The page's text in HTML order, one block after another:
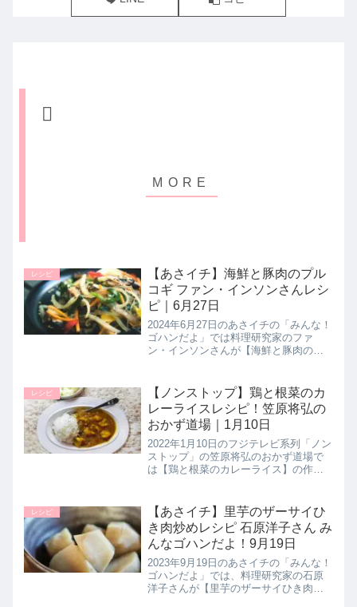
レシピ
【あさイチ】海鮮と豚肉のプル
コギ ファン・インソンさんレシ
ピ｜6月27日
2024年6月27日のあさイチの「みんな！
ゴハンだよ」では料理研究家のファ
ン・インソンさんが【海鮮と豚肉のプ
肉を野菜を合わせて炒める人気の韓国
料理をお手軽なシーフードミック...
レシピ
【ノンストップ】鶏と根菜のカ
レーライスレシピ！笠原将弘の
おかず道場｜1月10日
2022年1月10日のフジテレビ系列「ノン
ストップ」の笠原将弘のおかず道場で
は【鶏と根菜のカレーライス】の作り
ーにショウガを加えたご飯が相性バツ
グンな１品です。>>ノンスト...
レシピ
【あさイチ】里芋のザーサイひ
き肉炒めレシピ 石原洋子さん み
んなゴハンだよ！9月19日
2023年9月19日のあさイチの「みんな！
ゴハンだよ」では、料理研究家の石原
洋子さんが【里芋のザーサイひき肉炒